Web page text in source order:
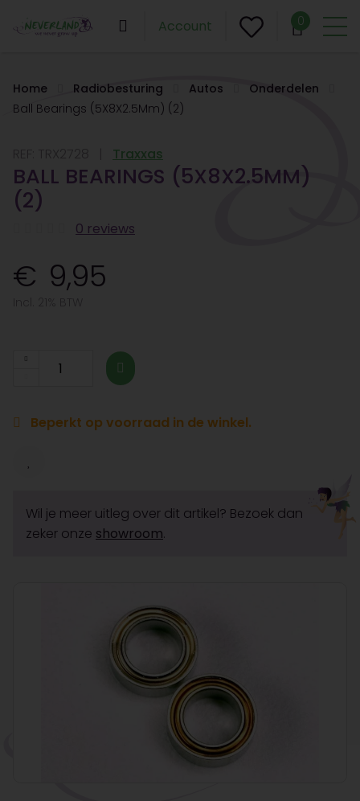
Account 0
Home Radiobesturing Autos
Onderdelen
Ball Bearings (5X8X2.5Mm) (2)
Traxxas
BALL BEARINGS (5X8X2.5MM)
(2)
0 reviews
9,95
Beperkt op voorraad in de winkel.
Wil je meer uitleg over dit artikel? Bezoek dan
zeker onze showroom.